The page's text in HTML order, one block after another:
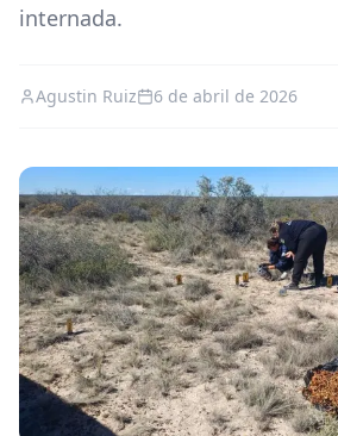
internada.
Agustin Ruiz 6 de abril de 2026